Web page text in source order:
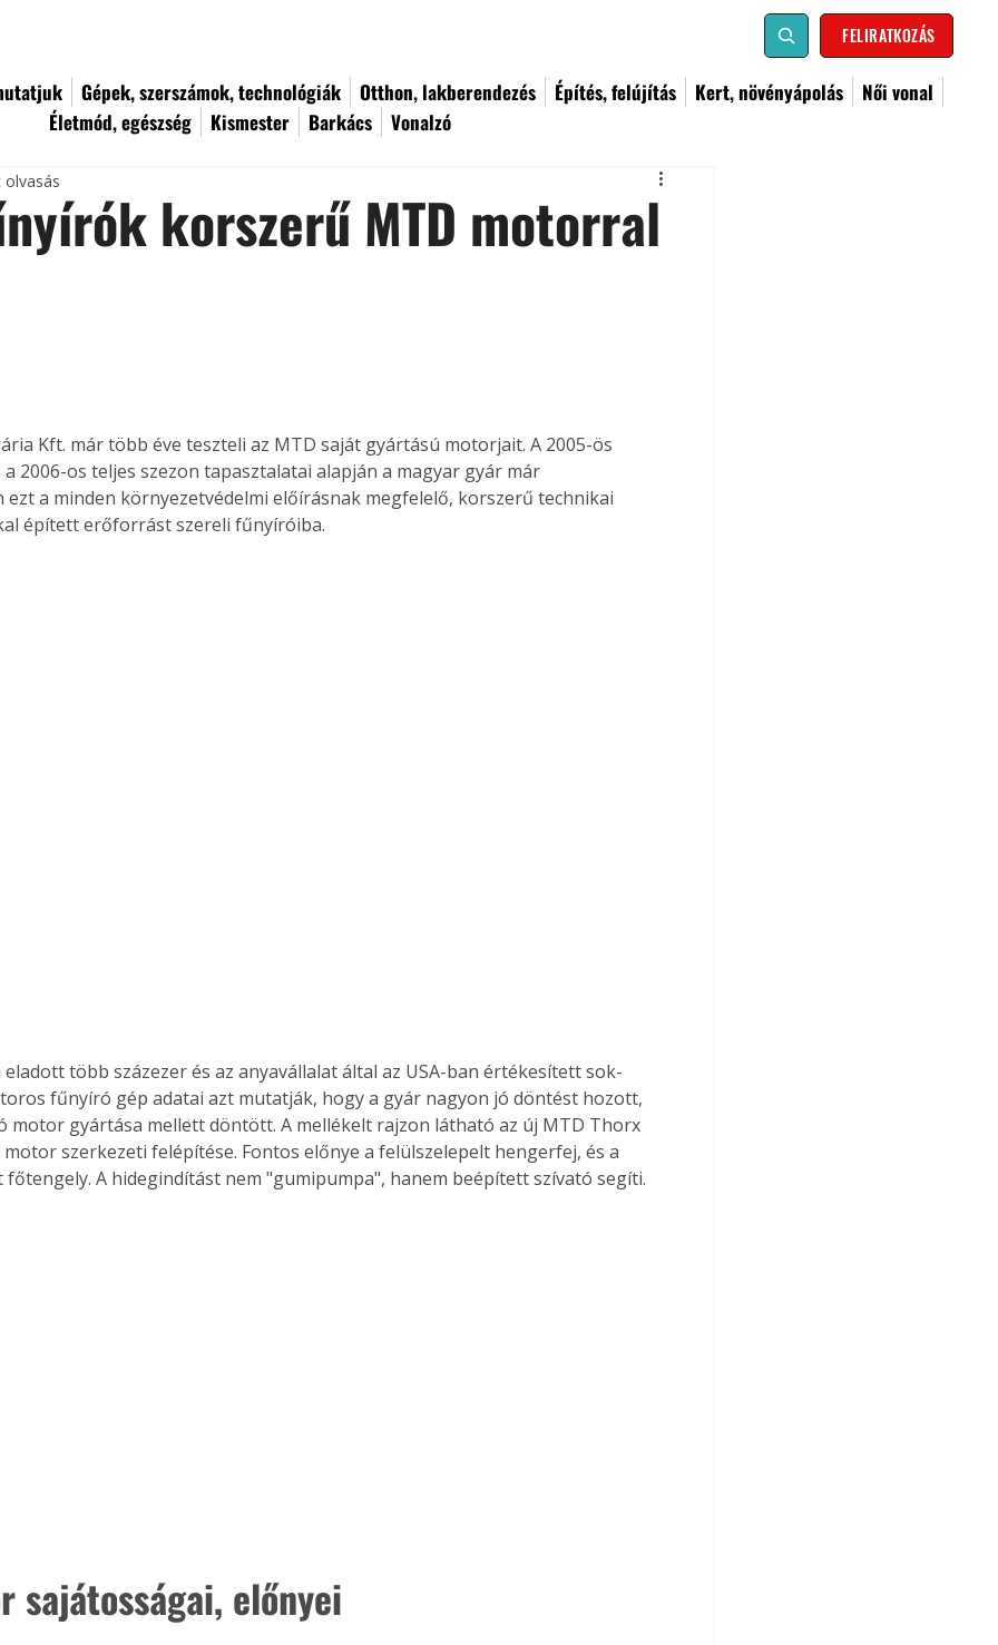
FELIRATKOZÁS
Gépek, szerszámok, technológiák Otthon, lakberendezés Építés, felújítás Kert, növényápolás
Női vonal
Életmód, egészség
Kismester Barkács Vonalzó
korszerű MTD motorral
olvasás
Kft. már több éve teszteli az MTD saját gyártású motorjait. A 2005-ös
a 2006-os teljes szezon tapasztalatai alapján a magyar gyár már
ezt a minden környezetvédelmi előírásnak megfelelő, korszerű technikai
épített erőforrást szereli fűnyíróiba.
eladott több százezer és az anyavállalat által az USA-ban értékesített sok-
fűnyíró gép adatai azt mutatják, hogy a gyár nagyon jó döntést hozott,
motor gyártása mellett döntött. A mellékelt rajzon látható az új MTD Thorx
motor szerkezeti felépítése. Fontos előnye a felülszelepelt hengerfej, és a
főtengely. A hidegindítást nem "gumipumpa", hanem beépített szívató segíti.
sajátosságai, előnyei